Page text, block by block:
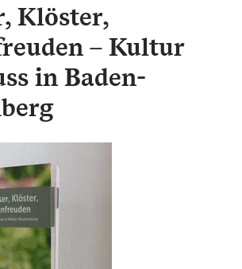
Klöster,
– Kultur
in Baden-